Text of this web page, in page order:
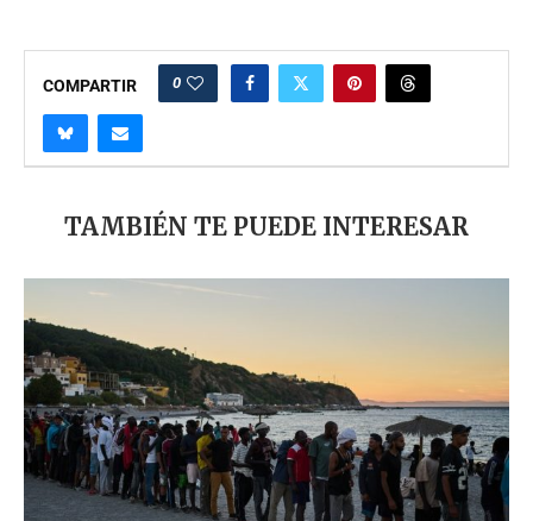
COMPARTIR 0
TAMBIÉN TE PUEDE INTERESAR